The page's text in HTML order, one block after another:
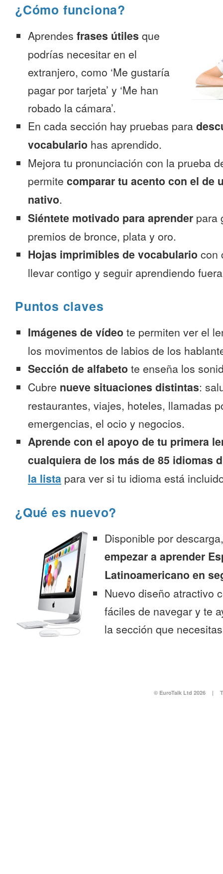
¿Cómo funciona?
Aprendes frases útiles que
podrías necesitar en el
extranjero, como ‘Me gustaría
pagar por tarjeta’ y ‘Me han
robado la cámara’.
En cada sección hay pruebas para
vocabulario has aprendido.
Mejora tu pronunciación con la prueba
permite comparar tu acento con el de
nativo.
Siéntete motivado para aprender para
premios de bronce, plata y oro.
Hojas imprimibles de vocabulario con
llevar contigo y seguir aprendiendo
Puntos claves
Imágenes de vídeo te permiten ver el
los movimentos de labios de los
Sección de alfabeto te enseña los
Cubre nueve situaciones distintas:
restaurantes, viajes, hoteles, llamadas
emergencias, el ocio y negocios.
Aprende con el apoyo de tu primera
cualquiera de los más de 85 idiomas
la lista para ver si tu idioma está
¿Qué es nuevo?
Disponible por
empezar a aprender
Latinoamericano en
Nuevo diseño atractivo
fáciles de navegar y te
la sección que
© EuroTalk Ltd 2026 |